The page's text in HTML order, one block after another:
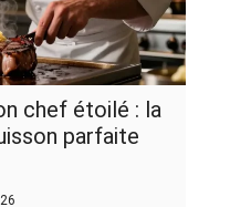
chef étoilé : la
parfaite